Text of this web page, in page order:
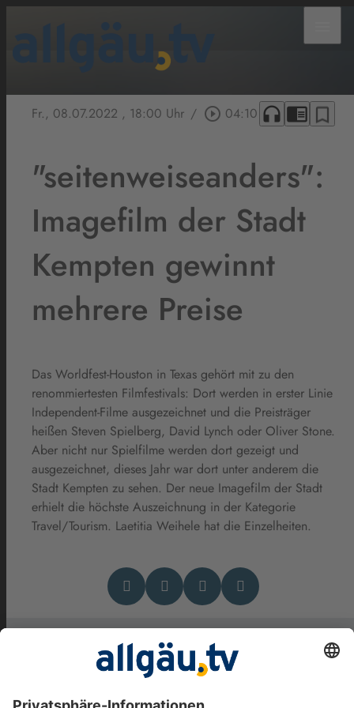
Fr., 08.07.2022 , 18:00 Uhr / play_circle_outline 04:10 headphones chrome_reader_mode bookmark_border
"seitenweiseanders":
Imagefilm der Stadt
Kempten gewinnt
mehrere Preise
Das Worldfest-Houston in Texas gehört mit zu den
renommiertesten Filmfestivals: Dort werden in erster Linie
Independent-Filme ausgezeichnet und die Preisträger
heißen Steven Spielberg, David Lynch oder Oliver Stone.
Aber nicht nur Spielfilme werden dort gezeigt und
ausgezeichnet, dieses Jahr war dort unter anderem die
Stadt Kempten zu sehen. Der neue Imagefilm der Stadt
erhielt die höchste Auszeichnung in der Kategorie
Travel/Tourism. Laetitia Weihele hat die Einzelheiten.
Das könnte Dich auch